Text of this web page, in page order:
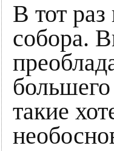
В тот
собора.
такие